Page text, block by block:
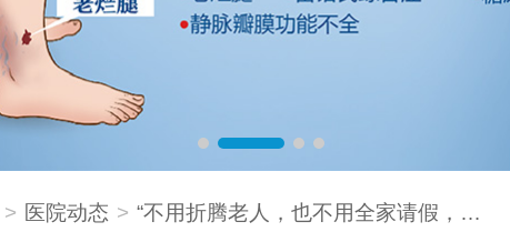
医院动态 “不用折腾老人，也不用全家请假，一键预约专业护士就到家！”